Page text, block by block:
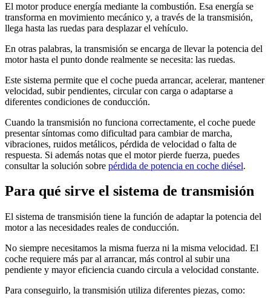
El motor produce energía mediante la combustión. Esa energía se
transforma en movimiento mecánico y, a través de la transmisión,
llega hasta las ruedas para desplazar el vehículo.
En otras palabras, la transmisión se encarga de llevar la potencia del
motor hasta el punto donde realmente se necesita: las ruedas.
Este sistema permite que el coche pueda arrancar, acelerar, mantener
velocidad, subir pendientes, circular con carga o adaptarse a
diferentes condiciones de conducción.
Cuando la transmisión no funciona correctamente, el coche puede
presentar síntomas como dificultad para cambiar de marcha,
vibraciones, ruidos metálicos, pérdida de velocidad o falta de
respuesta. Si además notas que el motor pierde fuerza, puedes
consultar la solución sobre pérdida de potencia en coche diésel.
Para qué sirve el sistema de transmisión
El sistema de transmisión tiene la función de adaptar la potencia del
motor a las necesidades reales de conducción.
No siempre necesitamos la misma fuerza ni la misma velocidad. El
coche requiere más par al arrancar, más control al subir una
pendiente y mayor eficiencia cuando circula a velocidad constante.
Para conseguirlo, la transmisión utiliza diferentes piezas, como: